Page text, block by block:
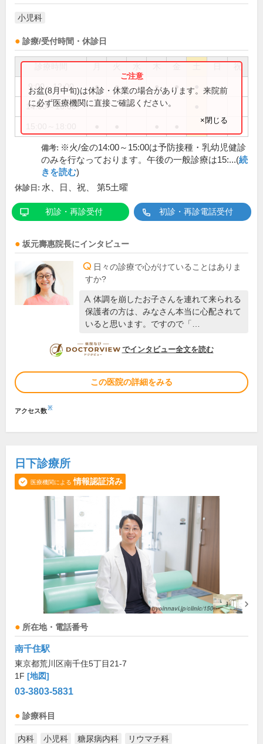
小児科
診療/受付時間・休診日
祝
9:00～12:00 ● ● ● ●
14:00～16:00
お盆(8月中旬)は休診・休業の場合があります。来院前
に必ず医療機関に直接ご確認ください。
×閉じる
備考: ※火/金の14:00～15:00は予防接種・乳幼児健診
のみを行なっております。午後の一般診療は15:...(続
きを読む)
休診日: 水、日、祝、 第5土曜
初診・再診受付 初診・再診電話受付
坂元壽惠院長にインタビュー
日々の診療で心がけていることはありま
すか?
体調を崩したお子さんを連れて来られる
保護者の方は、みなさん本当に心配されて
いると思います。ですので「…
DOCTORVIEW
でインタビュー全文を読む
この医院の詳細をみる
アクセス数※
日下診療所
医療機関による 情報認証済み
所在地・電話番号
南千住駅
東京都荒川区南千住5丁目21-7
1F [地図]
03-3803-5831
診療科目
内科 小児科 糖尿病内科 リウマチ科